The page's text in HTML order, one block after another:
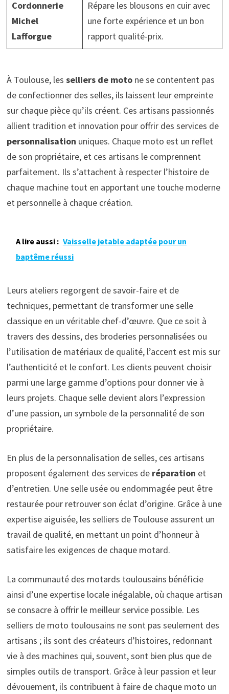
Cordonnerie
Michel
Lafforgue
Répare les blousons en cuir avec
une forte expérience et un bon
rapport qualité-prix.
À Toulouse, les selliers de motone se contentent pas
de confectionner des selles, ils laissent leur empreinte
sur chaque pièce qu’ils créent. Ces artisans passionnés
allient tradition et innovation pour offrir des services de
personnalisation uniques. Chaque moto est un reflet
de son propriétaire, et ces artisans le comprennent
parfaitement. Ils s’attachent à respecter l’histoire de
chaque machine tout en apportant une touche moderne
et personnelle à chaque création.
A lire aussi : Vaisselle jetable adaptée pour un
baptême réussi
Leurs ateliers regorgent de savoir-faire et de
techniques, permettant de transformer une selle
classique en un véritable chef-d’œuvre. Que ce soit à
travers des dessins, des broderies personnalisées ou
l’utilisation de matériaux de qualité, l’accent est mis sur
l’authenticité et le confort. Les clients peuvent choisir
parmi une large gamme d’options pour donner vie à
leurs projets. Chaque selle devient alors l’expression
d’une passion, un symbole de la personnalité de son
propriétaire.
En plus de la personnalisation de selles, ces artisans
proposent également des services de réparation et
d’entretien. Une selle usée ou endommagée peut être
restaurée pour retrouver son éclat d’origine. Grâce à une
expertise aiguisée, les selliers de Toulouse assurent un
travail de qualité, en mettant un point d’honneur à
satisfaire les exigences de chaque motard.
La communauté des motards toulousains bénéficie
ainsi d’une expertise locale inégalable, où chaque artisan
se consacre à offrir le meilleur service possible. Les
selliers de moto toulousains ne sont pas seulement des
artisans ; ils sont des créateurs d’histoires, redonnant
vie à des machines qui, souvent, sont bien plus que de
simples outils de transport. Grâce à leur passion et leur
dévouement, ils contribuent à faire de chaque moto un